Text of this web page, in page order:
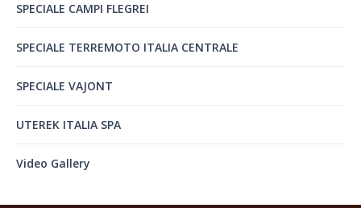
SPECIALE CAMPI FLEGREI
SPECIALE TERREMOTO ITALIA CENTRALE
SPECIALE VAJONT
UTEREK ITALIA SPA
Video Gallery